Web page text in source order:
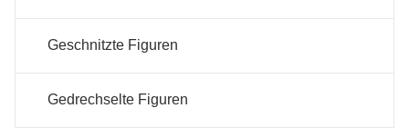
Geschnitzte Figuren
Gedrechselte Figuren